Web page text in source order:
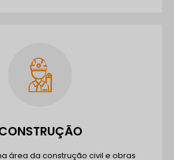
área da construção civil e obras